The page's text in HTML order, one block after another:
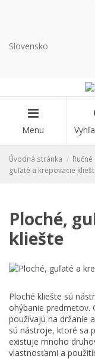
Slovensko
Menu
Úvodná stránka
guľaté a krepovacie
Ploché,
kliešte
Ploché kliešte sú
ohýbanie predmetov.
používajú na držanie
sú nástroje, ktoré sa
existuje mnoho
vlastnosťami a